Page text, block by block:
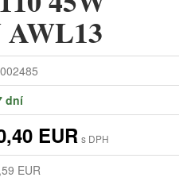
dní
EUR s DPH
EUR